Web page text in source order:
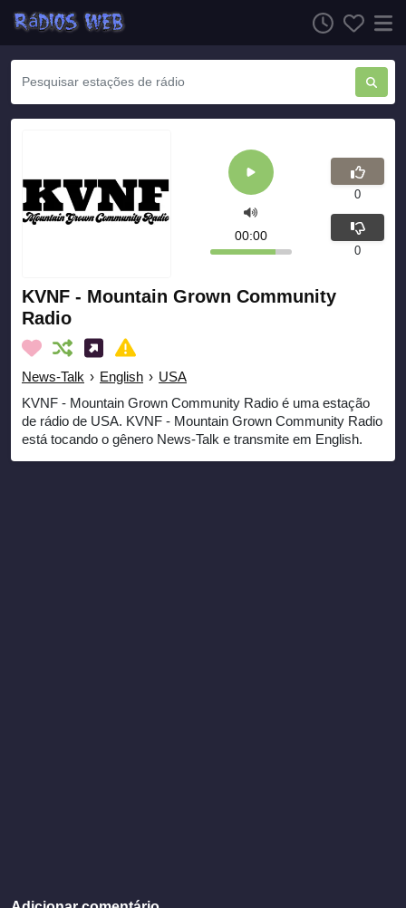
KVNF - Mountain Grown Community
Radio
News-Talk › English › USA
KVNF - Mountain Grown Community Radio é uma estação
de rádio de USA. KVNF - Mountain Grown Community Radio
está tocando o gênero News-Talk e transmite em English.
00:00
0
0